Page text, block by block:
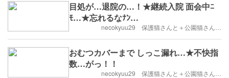
目処が…退院の…！★継続入院 面会中ﾆ
ﾓ…★忘れるなﾅﾝ…
necokyuu29 保護猫さんと＋公園猫さん…
おむつカバーまで しっこ漏れ…★不快指
数…がっ！！
necokyuu29 保護猫さんと＋公園猫さん…